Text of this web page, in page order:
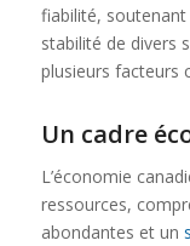
fiabilité, soutenant
stabilité de divers
plusieurs facteurs
Un cadre
L’économie
ressources,
abondantes et un